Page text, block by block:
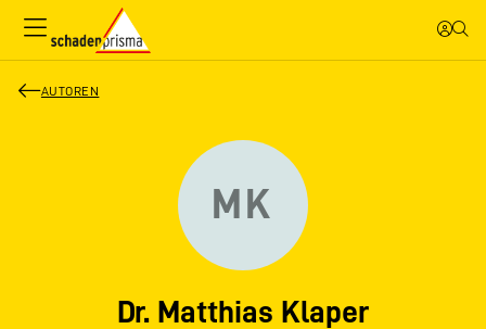
AUTOREN
MK
Dr. Matthias Klaper